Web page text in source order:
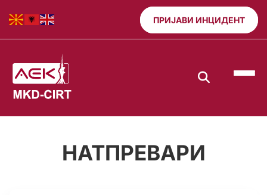
ПРИЈАВИ ИНЦИДЕНТ
НАТПРЕВАРИ